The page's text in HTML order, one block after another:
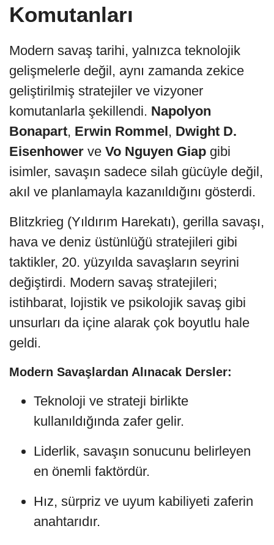
Komutanları
Modern savaş tarihi, yalnızca teknolojik
gelişmelerle değil, aynı zamanda zekice
geliştirilmiş stratejiler ve vizyoner
komutanlarla şekillendi. Napolyon
Bonapart, Erwin Rommel, Dwight D.
Eisenhower ve Vo Nguyen Giap gibi
isimler, savaşın sadece silah gücüyle değil,
akıl ve planlamayla kazanıldığını gösterdi.
Blitzkrieg (Yıldırım Harekatı), gerilla savaşı,
hava ve deniz üstünlüğü stratejileri gibi
taktikler, 20. yüzyılda savaşların seyrini
değiştirdi. Modern savaş stratejileri;
istihbarat, lojistik ve psikolojik savaş gibi
unsurları da içine alarak çok boyutlu hale
geldi.
Modern Savaşlardan Alınacak Dersler:
Teknoloji ve strateji birlikte
kullanıldığında zafer gelir.
Liderlik, savaşın sonucunu belirleyen
en önemli faktördür.
Hız, sürpriz ve uyum kabiliyeti zaferin
anahtarıdır.